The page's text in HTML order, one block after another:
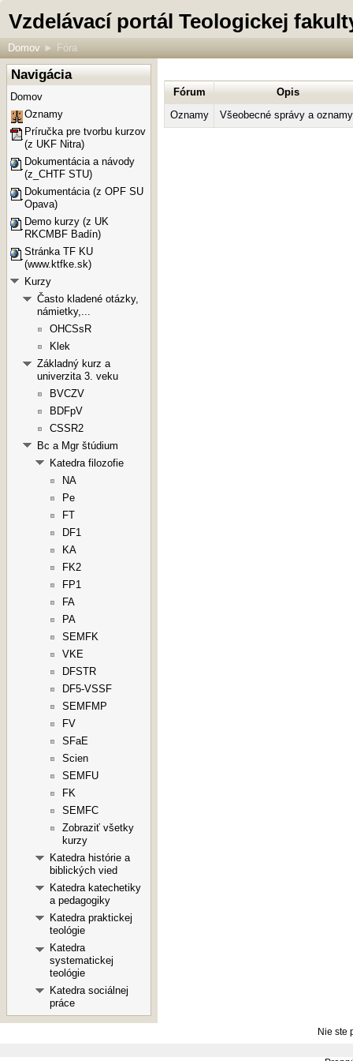
Vzdelávací portál Teologickej
Domov ► Fóra
Fórum
Opis
Oznamy
Všeobecné správy a oznamy
Navigácia
Domov
Oznamy
Príručka pre tvorbu kurzov
(z UKF Nitra)
Dokumentácia a návody
(z_CHTF STU)
Dokumentácia (z OPF SU
Opava)
Demo kurzy (z UK
RKCMBF Badín)
Stránka TF KU
(www.ktfke.sk)
Kurzy
Často kladené otázky,
námietky,...
OHCSsR
Klek
Základný kurz a
univerzita 3. veku
BVCZV
BDFpV
CSSR2
Bc a Mgr štúdium
Katedra filozofie
NA
Pe
FT
DF1
KA
FK2
FP1
FA
PA
SEMFK
VKE
DFSTR
DF5-VSSF
SEMFMP
FV
SFaE
Scien
SEMFU
FK
SEMFC
Zobraziť všetky
kurzy
Katedra histórie a
biblických vied
Katedra katechetiky
a pedagogiky
Katedra praktickej
teológie
Katedra
systematickej
teológie
Katedra sociálnej
práce
Nie ste